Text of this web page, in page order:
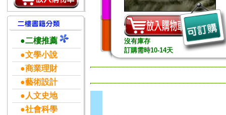
●二樓推薦
●文學小說
●商業理財
●藝術設計
●人文史地
●社會科學
沒有庫存
訂購需時10-14天